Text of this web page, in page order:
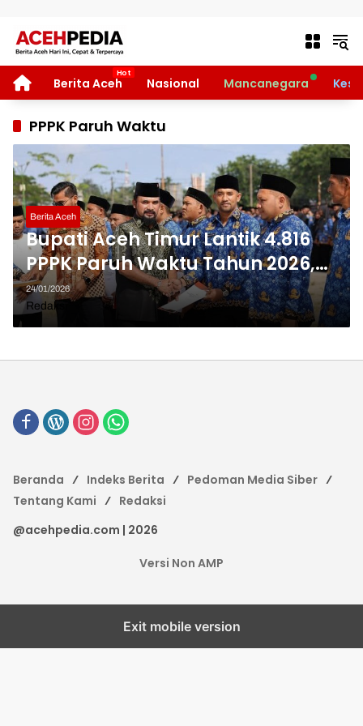
HOMEBerita Aceh Nasional Mancanegara
PPPK Paruh Waktu
Berita Aceh
Bupati Aceh Timur Lantik 4.816
PPPK Paruh Waktu Tahun 2026,
Ini Pesan Tegasnya
24/01/2026
Redaksi
Beranda Indeks Berita
Pedoman Media Siber
Tentang Kami
Redaksi
@acehpedia.com | 2026
Versi Non AMP
Exit mobile version